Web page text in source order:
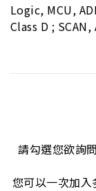
Logic, MCU,
Class D ;
請勾選您欲詢
您可以一次加